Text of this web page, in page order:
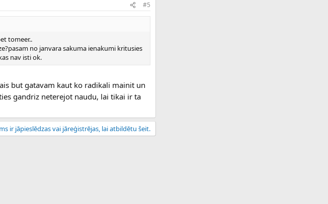
#5
tomeer..
no janvara sakuma ienakumi kritusies
nav isti ok.
but gatavam kaut ko radikali mainit un
gandriz neterejot naudu, lai tikai ir ta
ir jāpieslēdzas vai jāreģistrējas, lai atbildētu šeit.